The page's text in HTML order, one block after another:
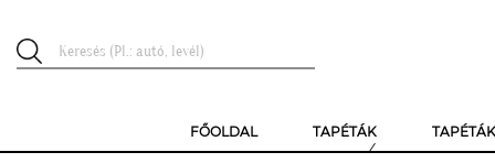
FŐOLDAL TAPÉTÁK